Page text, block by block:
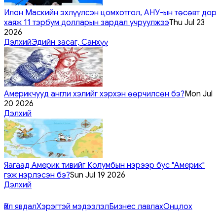
Илон Маскийн эхлүүлсэн цомхотгол, АНУ-ын төсөвт дор
хаяж 11 тэрбум долларын зардал учруулжээThu Jul 23
2026
ДэлхийЭдийн засаг, Санхүү
Америкчууд англи хэлийг хэрхэн өөрчилсөн бэ?Mon Jul
20 2026
Дэлхий
Яагаад Америк тивийг Колумбын нэрээр бус "Америк"
гэж нэрлэсэн бэ?Sun Jul 19 2026
Дэлхий
Үйл явдалХэрэгтэй мэдээлэлБизнес лавлахОнцлох